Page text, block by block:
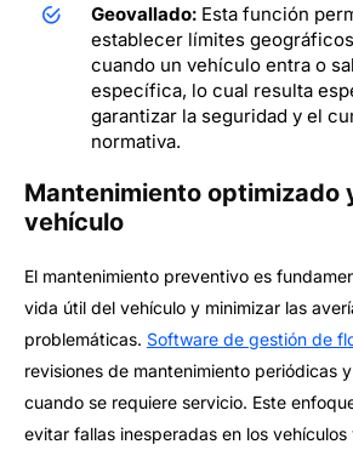
Geovallado: Esta función
establecer límites
cuando un vehículo entra o
específica, lo cual resulta
garantizar la seguridad y el
normativa.
Mantenimiento optimizado
vehículo
El mantenimiento preventivo es
vida útil del vehículo y minimizar las
problemáticas. Software de gestión de
revisiones de mantenimiento periódicas
cuando se requiere servicio. Este
evitar fallas inesperadas en los